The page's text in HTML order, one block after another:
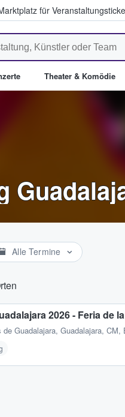
für
Fans Tickets
Theater & Komödie
Alle Termine
2026 - Feria de
Guadalajara, Guadalajara, CM,